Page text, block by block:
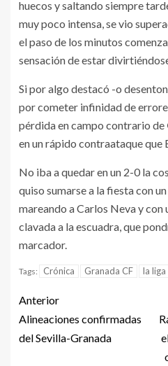
huecos y saltando siempre
muy poco intensa, se vio
el paso de los minutos
sensación de estar
Si por algo destacó -o
por cometer infinidad de
pérdida en campo contrario de
en un rápido contraataque que
No iba a quedar en un 2-0 la
quiso sumarse a la fiesta con
mareando a Carlos Neva y
clavada a la escuadra, que
marcador.
Tags: Crónica Granada CF la liga
Anterior
Alineaciones confirmadas
del Sevilla-Granada